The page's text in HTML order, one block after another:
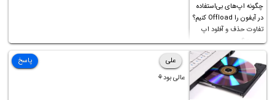
چگونه اپ‌های بی‌استفاده
در آیفون را Offload کنیم؟
تفاوت حذف و آفلود اپ
چیست؟
علی
عالی بود⚘
پاسخ